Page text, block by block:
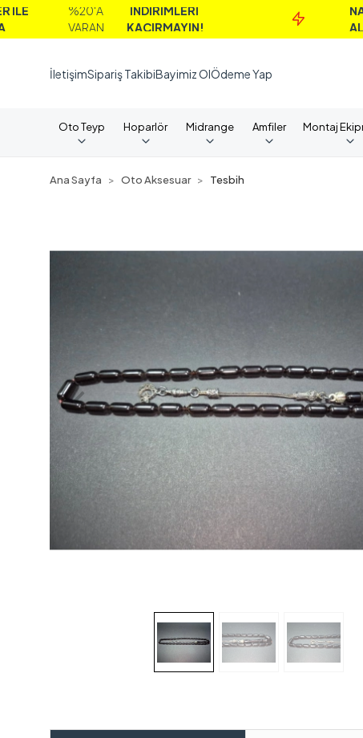
%20'A
İNDİRİMLERİ
KAÇIRMAYIN!
NAKİT
ALIMLARDA
İletişimSipariş TakibiBayimiz OlÖdeme Yap
Oto Teyp Hoparlör Midrange Amfiler Montaj
Ana Sayfa Oto Aksesuar Tesbih